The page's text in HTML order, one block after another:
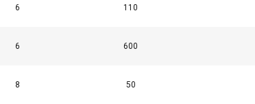
6 110
6 600
8 50